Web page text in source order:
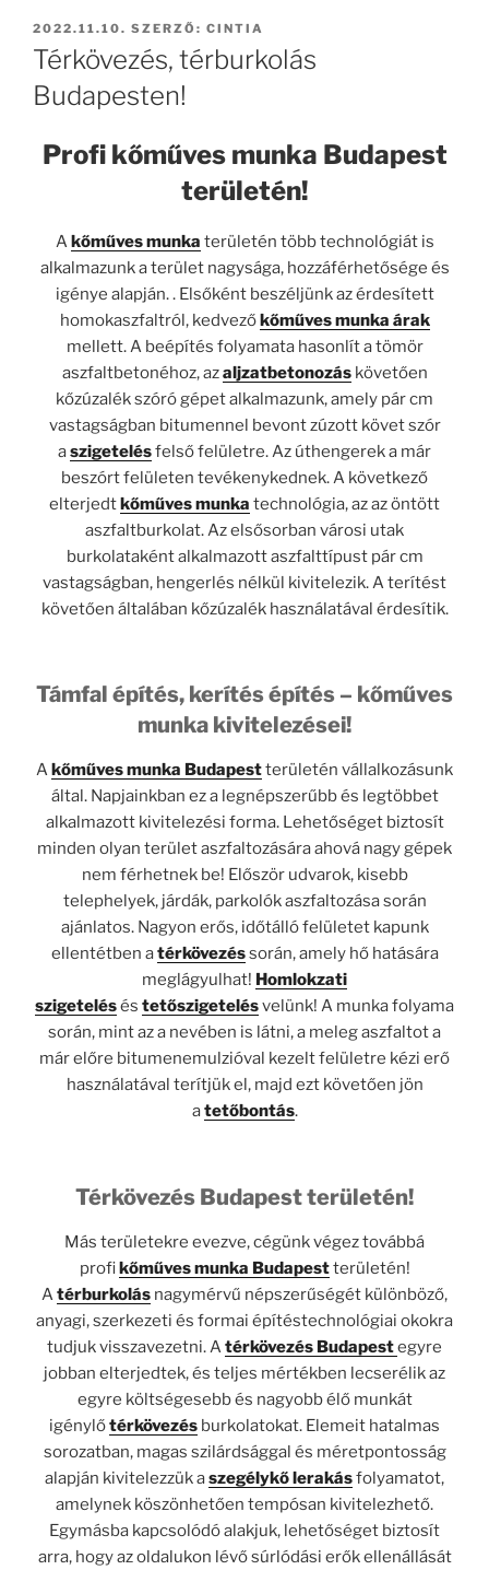
BEKÜLDVE:
2022.11.10. SZERZŐ: CINTIA
Térkövezés, térburkolás
Budapesten!
Profi kőműves munka Budapest
területén!
Akőműves munka területén több technológiát is
alkalmazunk a terület nagysága, hozzáférhetősége és
igénye alapján. . Elsőként beszéljünk az érdesített
homokaszfaltról, kedvezőkőműves munka árak
mellett. A beépítés folyamata hasonlít a tömör
aszfaltbetonéhoz, azaljzatbetonozáskövetően
kőzúzalék szóró gépet alkalmazunk, amely pár cm
vastagságban bitumennel bevont zúzott követ szór
aszigetelésfelső felületre. Az úthengerek a már
beszórt felületen tevékenykednek. A következő
elterjedtkőműves munka technológia, az az öntött
aszfaltburkolat. Az elsősorban városi utak
burkolataként alkalmazott aszfalttípust pár cm
vastagságban, hengerlés nélkül kivitelezik. A terítést
követően általában kőzúzalék használatával érdesítik.
Támfal építés, kerítés építés – kőműves
munka kivitelezései!
A kőművesmunka Budapestterületén vállalkozásunk
által. Napjainkban ez a legnépszerűbb és legtöbbet
alkalmazott kivitelezési forma. Lehetőséget biztosít
minden olyan terület aszfaltozására ahová nagy gépek
nem férhetnek be! Először udvarok, kisebb
telephelyek, járdák, parkolók aszfaltozása során
ajánlatos. Nagyon erős, időtálló felületet kapunk
ellentétben atérkövezéssorán, amely hő hatására
meglágyulhat! Homlokzati
szigetelésés tetőszigetelésvelünk! A munka folyama
során, mint az a nevében is látni, a meleg aszfaltot a
már előre bitumenemulzióval kezelt felületre kézi erő
használatával terítjük el, majd ezt követően jön
atetőbontás.
Térkövezés Budapest területén!
Más területekre evezve, cégünk végez továbbá
profikőműves munka Budapestterületén!
Atérburkolás nagymérvű népszerűségét különböző,
anyagi, szerkezeti és formai építéstechnológiai okokra
tudjuk visszavezetni. Atérkövezés Budapestegyre
jobban elterjedtek, és teljes mértékben lecserélik az
egyre költségesebb és nagyobb élő munkát
igénylőtérkövezés burkolatokat. Elemeit hatalmas
sorozatban, magas szilárdsággal és méretpontosság
alapján kivitelezzük aszegélykő lerakásfolyamatot,
amelynek köszönhetően tempósan kivitelezhető.
Egymásba kapcsolódó alakjuk, lehetőséget biztosít
arra, hogy az oldalukon lévő súrlódási erők ellenállását